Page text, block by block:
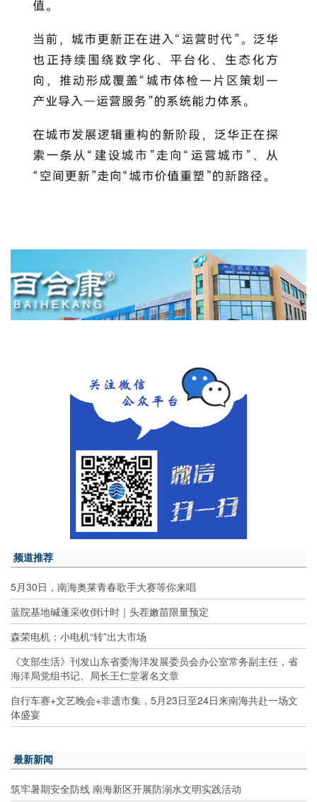
频道推荐
5月30日，南海奥莱青春歌手大赛等你来唱
蓝院基地碱蓬采收倒计时｜头茬嫩苗限量预定
森荣电机：小电机“转”出大市场
《支部生活》刊发山东省委海洋发展委员会办公室常务副主任，省
海洋局党组书记、局长王仁堂署名文章
自行车赛+文艺晚会+非遗市集，5月23日至24日来南海共赴一场文
体盛宴
最新新闻
筑牢暑期安全防线 南海新区开展防溺水文明实践活动